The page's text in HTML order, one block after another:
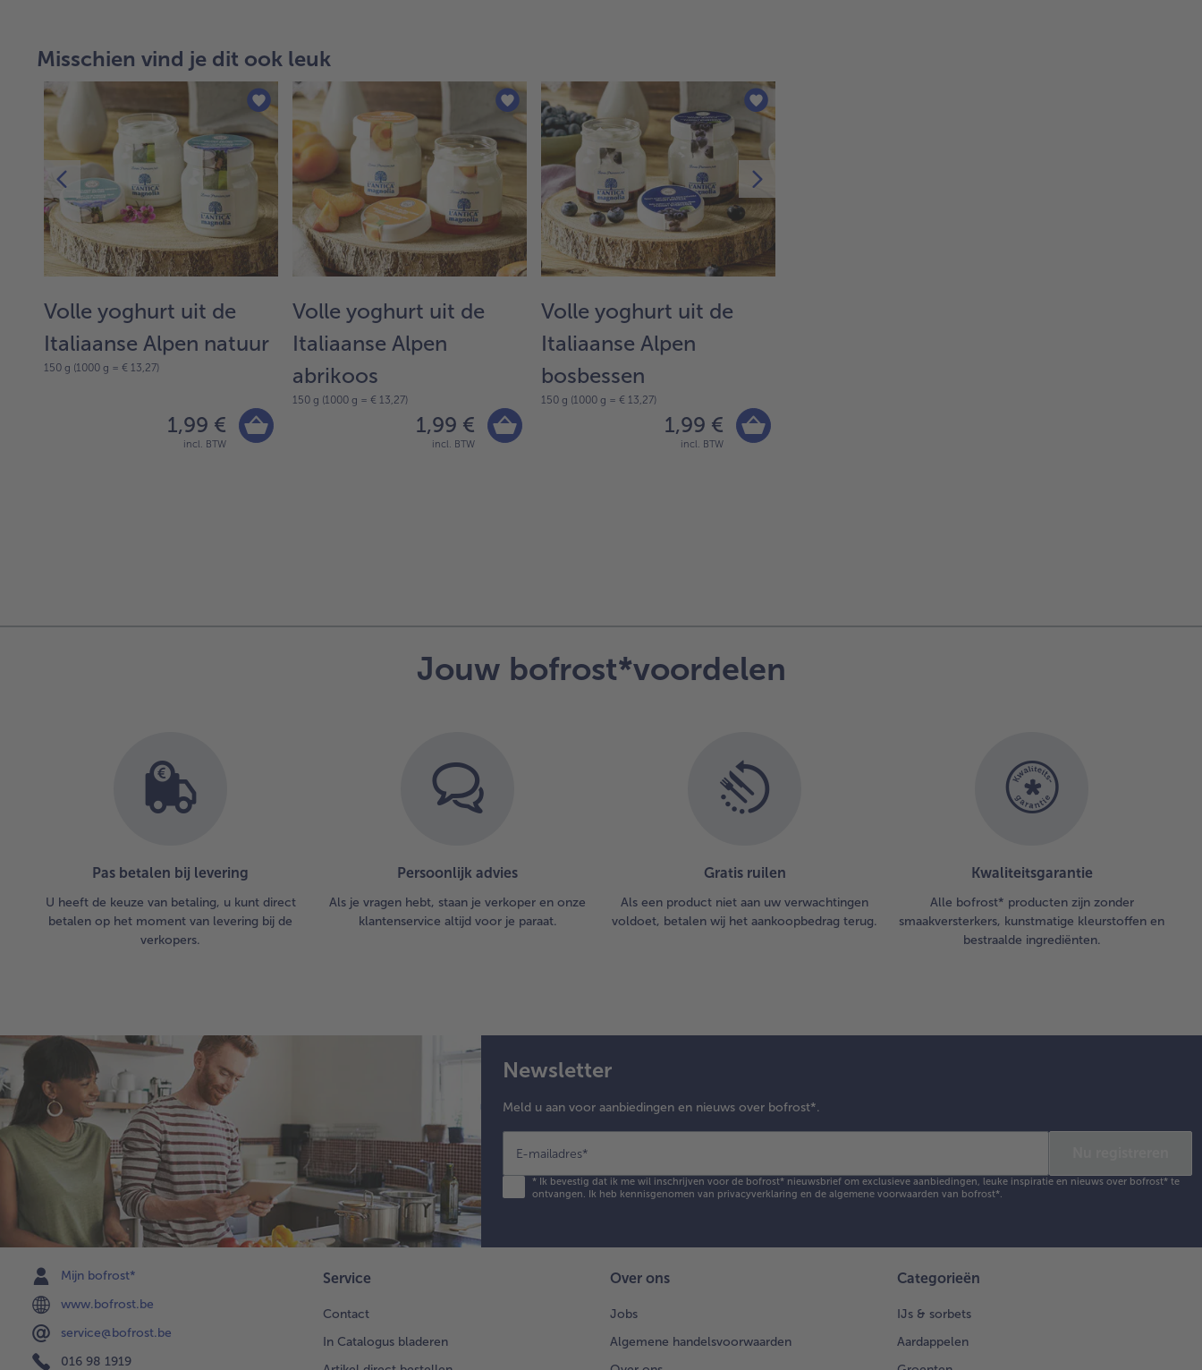
Misschien vind je dit ook leuk
Volle yoghurt uit de
Italiaanse Alpen natuur
150 g (1000 g = € 13,27)
1,99 €
incl. BTW
Volle yoghurt uit de
Italiaanse Alpen
abrikoos
150 g (1000 g = € 13,27)
1,99 €
incl. BTW
Volle yoghurt uit de
Italiaanse Alpen
bosbessen
150 g (1000 g = € 13,27)
1,99 €
incl. BTW
Jouw bofrost*voordelen
Pas betalen bij levering
U heeft de keuze van betaling, u kunt direct
betalen op het moment van levering bij de
verkopers.
Persoonlijk advies
Als je vragen hebt, staan je verkoper en onze
klantenservice altijd voor je paraat.
Gratis ruilen
Als een product niet aan uw verwachtingen
voldoet, betalen wij het aankoopbedrag terug.
Kwaliteitsgarantie
Alle bofrost* producten zijn zonder
smaakversterkers, kunstmatige kleurstoffen en
bestraalde ingrediënten.
Newsletter
Meld u aan voor aanbiedingen en nieuws over bofrost*.
E-mailadres*
*Ik bevestig dat ik me wil inschrijven voor de bofrost* nieuwsbrief om exclusieve aanbiedingen, leuke inspiratie en nieuws over bofrost* te
ontvangen. Ik heb kennisgenomen van privacyverklaring en de algemene voorwaarden van bofrost*.
Mijn bofrost*
www.bofrost.be
service@bofrost.be
016 98 1919
Service
Contact
In Catalogus bladeren
Over ons
Jobs
Algemene handelsvoorwaarden
Categorieën
IJs & sorbets
Aardappelen